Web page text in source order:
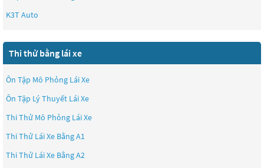
K3T Auto
Thi thử bằng lái xe
Ôn Tập Mô Phỏng Lái Xe
Ôn Tập Lý Thuyết Lái Xe
Thi Thử Mô Phỏng Lái Xe
Thi Thử Lái Xe Bằng A1
Thi Thử Lái Xe Bằng A2